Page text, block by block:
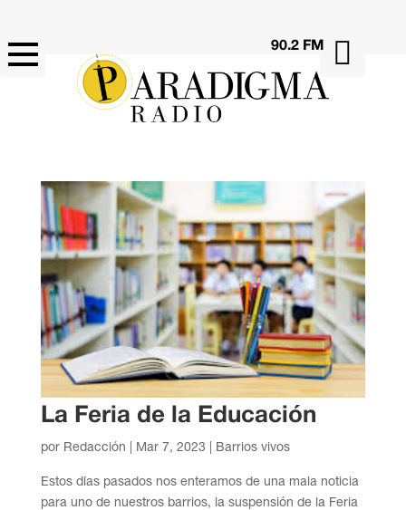

90.2 FM
La Feria de la Educación
por Redacción Mar 7, 2023 Barrios vivos
Estos días pasados nos enteramos de una mala noticia
para uno de nuestros barrios, la suspensión de la Feria